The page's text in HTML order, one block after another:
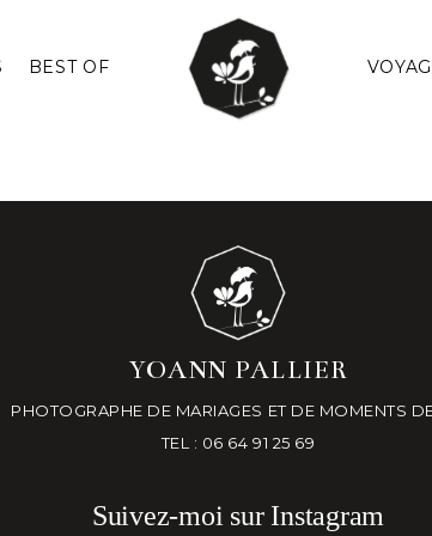
BEST OF
YOANN PALLIER
PHOTOGRAPHE DE MARIAGES ET DE MOMENTS
TEL : 06 64 91 25 69
Suivez-moi sur Instagram